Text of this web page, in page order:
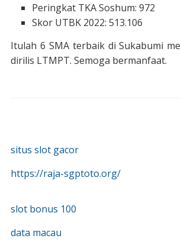
situs slot gacor
https://raja-sgptoto.org/
slot bonus 100
data macau
Peringkat TKA Soshum: 972
Skor UTBK 2022: 513.106
Itulah 6 SMA terbaik di Sukabumi
dirilis LTMPT. Semoga bermanfaat.